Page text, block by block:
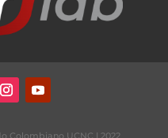
Colombiano UCNC | 2022